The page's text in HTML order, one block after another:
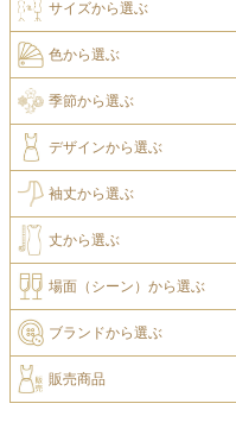
サイズから選ぶ
色から選ぶ
季節から選ぶ
デザインから選ぶ
袖丈から選ぶ
丈から選ぶ
場面（シーン）から選ぶ
ブランドから選ぶ
販売商品